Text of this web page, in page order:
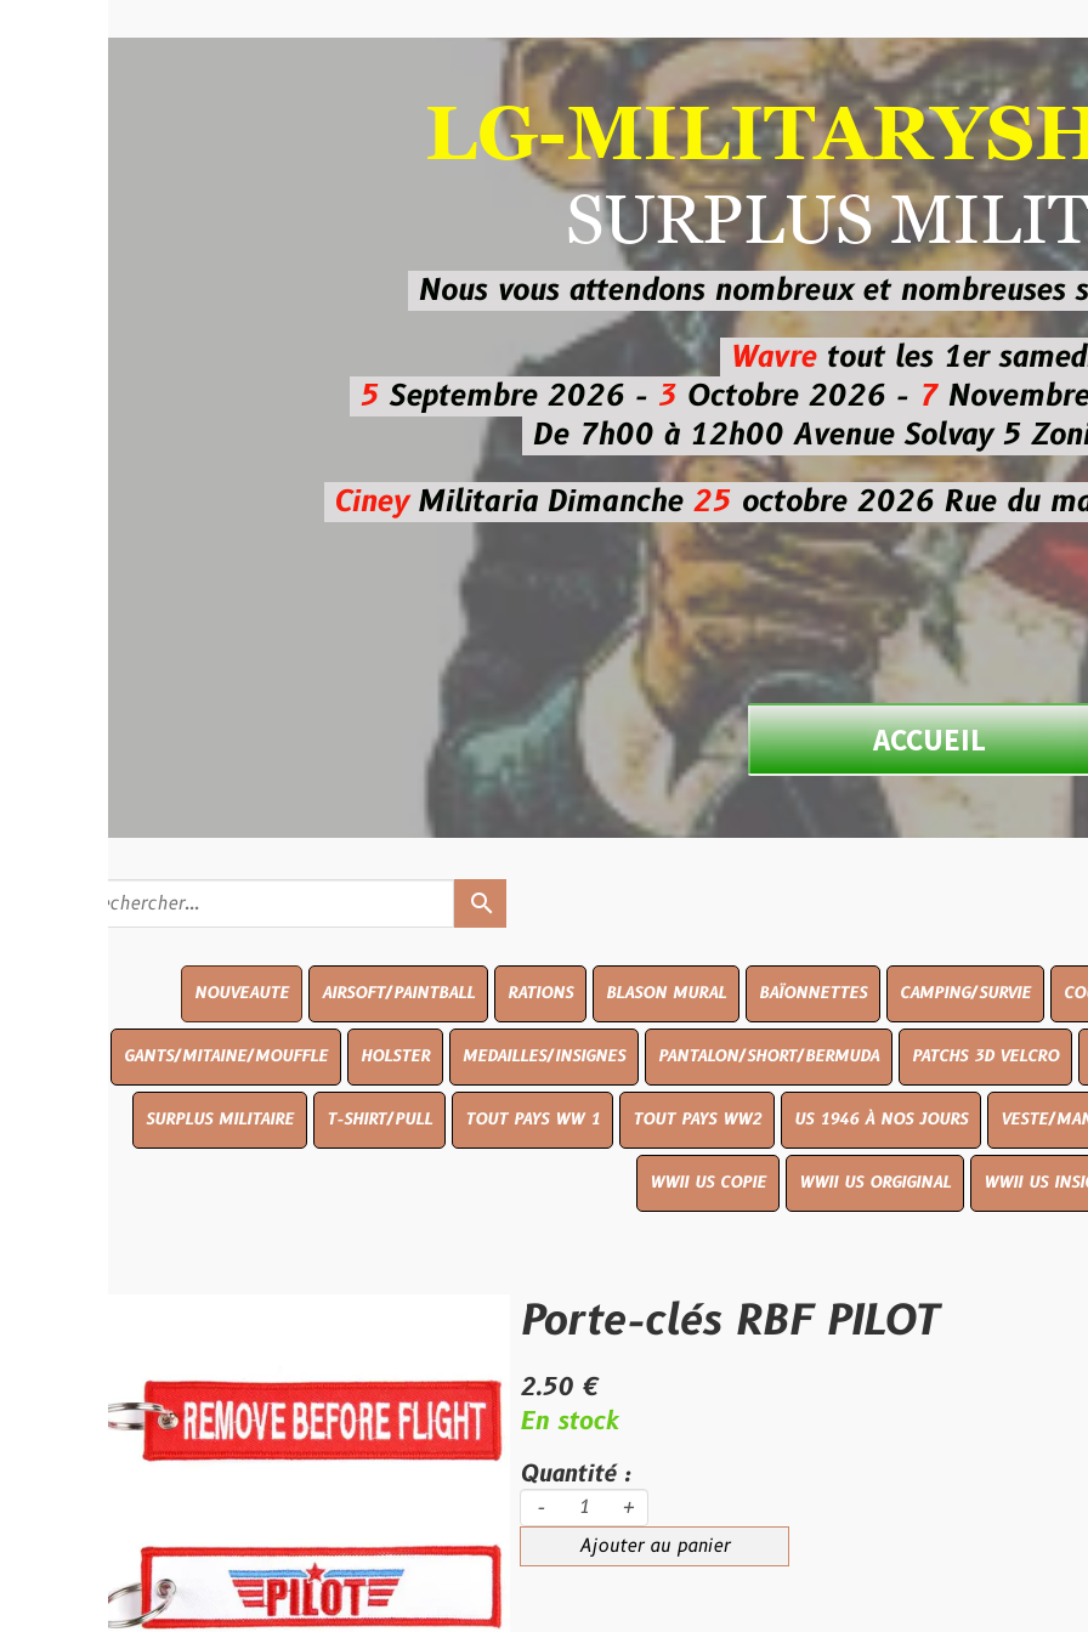
LG-
SURPLUS
Nous vous attendons nombreux et nombreusessur les
Wavre
tout les 1er samedi
Septembre 2026 -3Octobre 2026 - 7Novembre 2026
De 7h00 à 12h00 Avenue Solvay 5 Zoning
MilitariaDimanche25octobre 2026Rue du marché
ACCUEIL
AIRSOFT/PAINTBALL RATIONS BLASON MURAL BAÏONNETTES CAMPING/SURVIE COUTELLERIE
GANTS/MITAINE/MOUFFLE HOLSTER MEDAILLES/INSIGNES PANTALON/SHORT/BERMUDA PATCHS 3D VELCRO PEINTURE
SURPLUS MILITAIRE T-SHIRT/PULL TOUT PAYS WW 1 TOUT PAYS WW2 US 1946 À NOS JOURS VESTE/MANTEAU
WWII US COPIE WWII US ORGIGINAL WWII US INSIGNES
Porte-clés RBF PILOT
2.50 €
En stock
Ajouter au panier